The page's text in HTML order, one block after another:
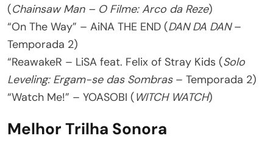
(Chainsaw Man – O Filme: Arco da Reze)
“On The Way” – AiNA THE END (DAN DA DAN–
Temporada 2)
“ReawakeR – LiSA feat. Felix of Stray Kids (Solo
Leveling: Ergam-se das Sombras– Temporada 2)
“Watch Me!” – YOASOBI (WITCH WATCH)
Melhor Trilha Sonora